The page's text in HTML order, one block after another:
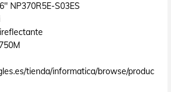
NP370R5E-S03ES
tienda/informatica/browse/produc